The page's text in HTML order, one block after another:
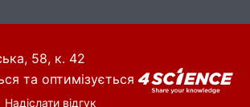
58, к. 42
та оптимізується
Надіслати відгук